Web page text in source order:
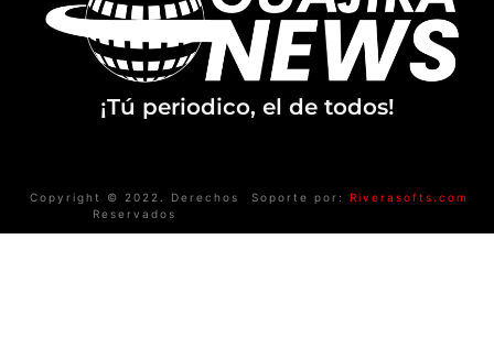
¡Tú periodico, el de todos!
Copyright © 2022. Derechos
Reservados
Soporte por: Riverasofts.com